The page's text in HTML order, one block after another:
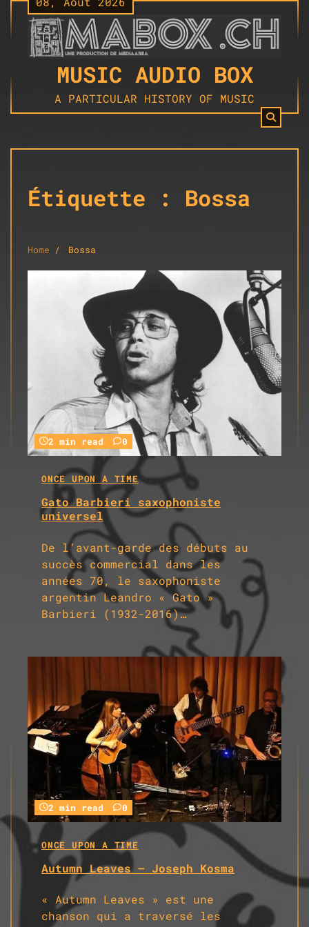
Skip
to
content
MUSIC AUDIO BOX
A PARTICULAR HISTORY OF MUSIC
Étiquette : Bossa
Home Bossa
2 min read 0
ONCE UPON A TIME
Gato Barbieri saxophoniste
universel
De l’avant-garde des débuts au
succès commercial dans les
années 70, le saxophoniste
argentin Leandro « Gato »
Barbieri (1932-2016)…
2 min read 0
ONCE UPON A TIME
Autumn Leaves – Joseph Kosma
« Autumn Leaves » est une
chanson qui a traversé les